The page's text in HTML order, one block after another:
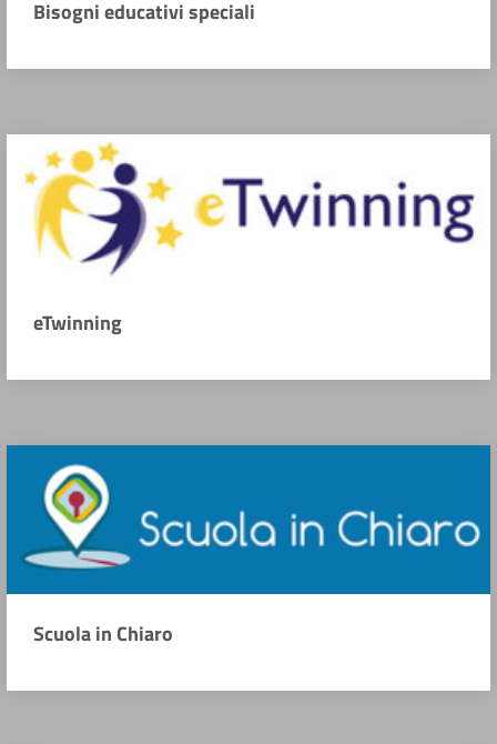
Bisogni educativi speciali
eTwinning
Scuola in Chiaro